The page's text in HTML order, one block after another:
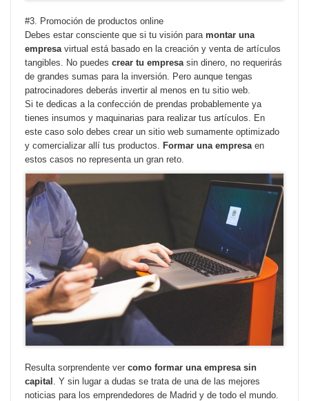
#3. Promoción de productos online
Debes estar consciente que si tu visión para montar una
empresa virtual está basado en la creación y venta de artículos
tangibles. No puedes crear tu empresa sin dinero, no requerirás
de grandes sumas para la inversión. Pero aunque tengas
patrocinadores deberás invertir al menos en tu sitio web.
Si te dedicas a la confección de prendas probablemente ya
tienes insumos y maquinarias para realizar tus artículos. En
este caso solo debes crear un sitio web sumamente optimizado
y comercializar allí tus productos. Formar una empresa en
estos casos no representa un gran reto.
Resulta sorprendente ver como formar una empresa sin
capital
. Y sin lugar a dudas se trata de una de las mejores
noticias para los emprendedores de Madrid y de todo el mundo.